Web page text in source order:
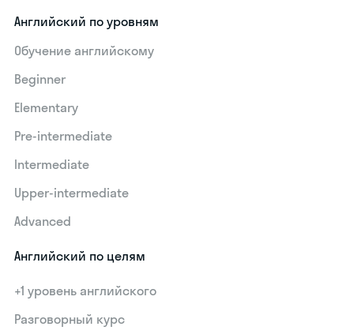
Английский по уровням
Обучение английскому
Beginner
Elementary
Pre-intermediate
Intermediate
Upper-intermediate
Advanced
Английский по целям
+1 уровень английского
Разговорный курс